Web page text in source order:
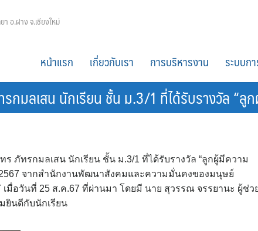
า อ.ฝาง จ.เชียงใหม่
หน้าแรก เกี่ยวกับเรา การบริหารงาน ระบบก
กมลเสน นักเรียน ชั้น ม.3/1 ที่ได้รับรางวัล
ภัทรกมลเสน นักเรียน ชั้น ม.3/1 ที่ได้รับรางวัล “ลูกผู้มีความ
จากสำนักงานพัฒนาสังคมและความมั่นคงของมนุษย์
มื่อวันที่ 25 ส.ค.67 ที่ผ่านมา โดยมี นาย สุวรรณ จรรยานะ ผู้ช่ว
ยินดีกับนักเรียน